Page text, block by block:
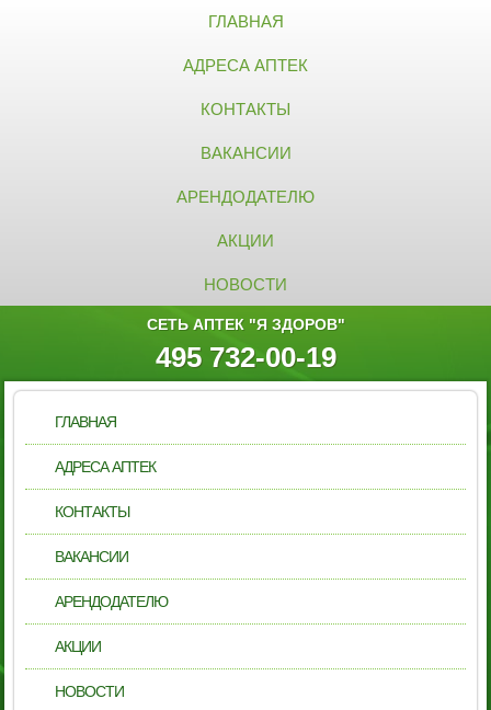
ГЛАВНАЯ
АДРЕСА АПТЕК
КОНТАКТЫ
ВАКАНСИИ
АРЕНДОДАТЕЛЮ
АКЦИИ
НОВОСТИ
СЕТЬ АПТЕК "Я ЗДОРОВ"
495 732-00-19
ГЛАВНАЯ
АДРЕСА АПТЕК
КОНТАКТЫ
ВАКАНСИИ
АРЕНДОДАТЕЛЮ
АКЦИИ
НОВОСТИ